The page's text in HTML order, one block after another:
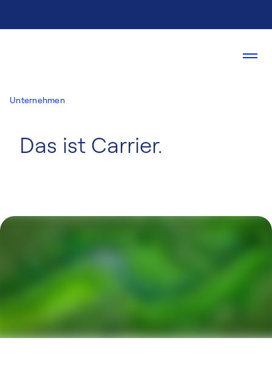
Unternehmen
Das ist Carrier.